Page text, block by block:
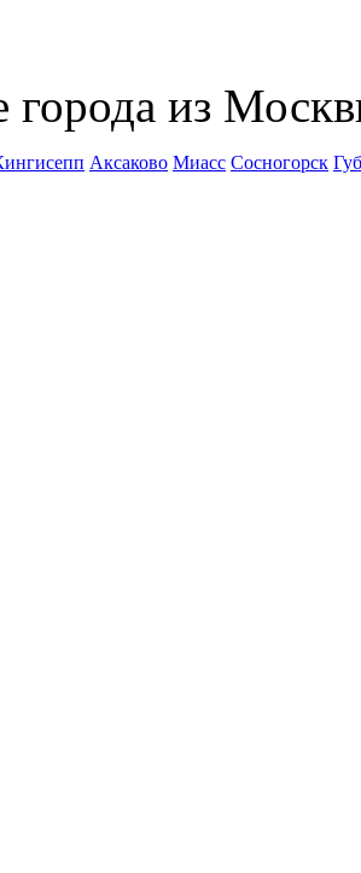
города из
Аксаково Миасс Сосногорск